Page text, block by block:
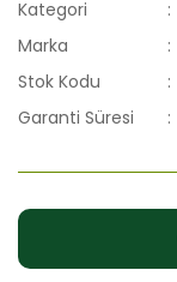
Kategori
Marka
Stok Kodu
Garanti Süresi